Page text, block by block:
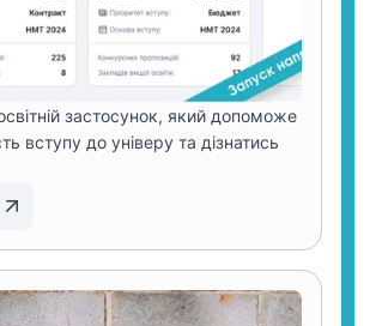
застосунок, який допоможе
вступу до універу та дізнатись